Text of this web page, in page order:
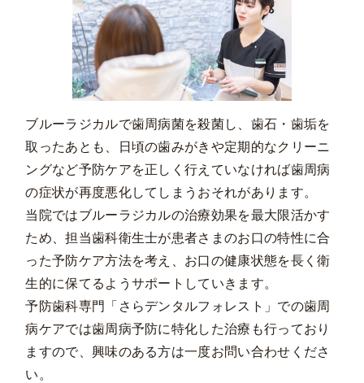
ブルーラジカルで歯周病菌を殺菌し、歯石・歯垢を
取ったあとも、日頃の歯みがきや定期的なクリーニ
ングなど予防ケアを正しく行えていなければ歯周病
の症状が再度悪化してしまうおそれがあります。
当院ではブルーラジカルの治療効果を最大限活かす
ため、担当歯科衛生士が患者さまのお口の特性に合
った予防ケア方法を考え、お口の健康状態を長く衛
生的に保てるようサポートしていきます。
予防歯科専門「さらデンタルフォレスト」での歯周
病ケアでは歯周病予防に特化した治療も行っており
ますので、興味のある方は一度お問い合わせくださ
い。